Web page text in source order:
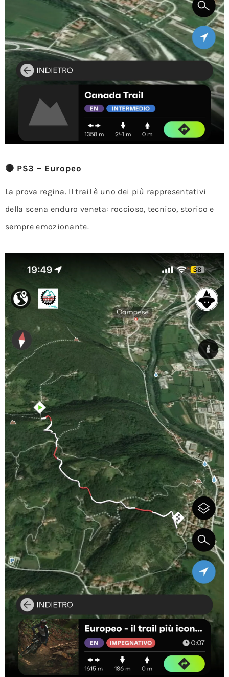
🔴 PS3 – Europeo
La prova regina. Il trail è uno dei più rappresentativi
della scena enduro veneta: roccioso, tecnico, storico e
sempre emozionante.